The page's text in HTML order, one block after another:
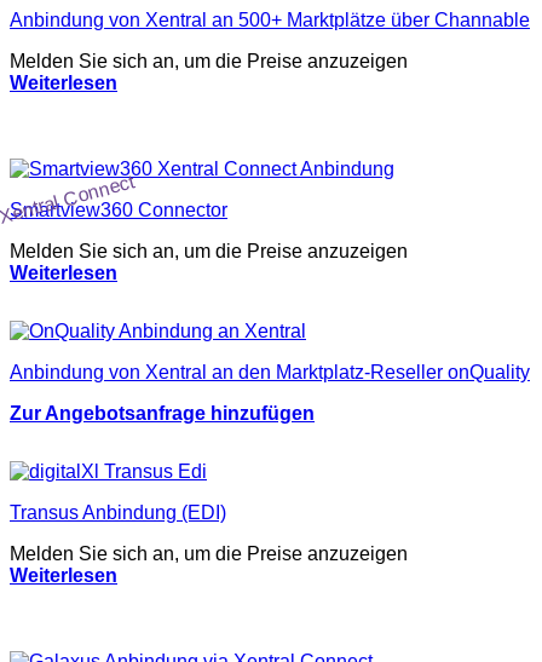
Anbindung von Xentral an 500+ Marktplätze über Channable
Melden Sie sich an, um die Preise anzuzeigen
Weiterlesen
Connect
Smartview360 Connector
Melden Sie sich an, um die Preise anzuzeigen
Weiterlesen
Anbindung von Xentral an den Marktplatz-Reseller onQuality
Zur Angebotsanfrage hinzufügen
Transus Anbindung (EDI)
Melden Sie sich an, um die Preise anzuzeigen
Weiterlesen